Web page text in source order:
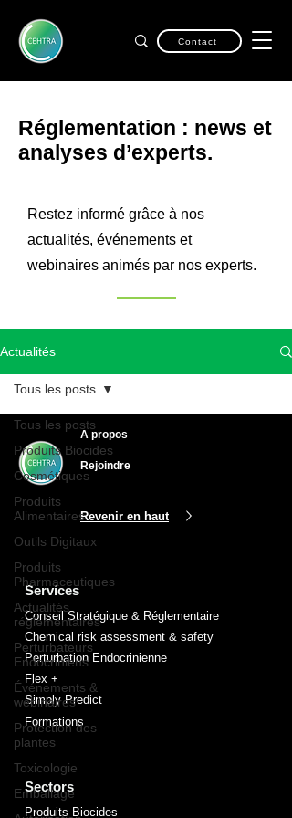
Contact
Réglementation : news et
analyses d’experts.
Restez informé grâce à nos
actualités, événements et
webinaires animés par nos experts.
Actualités
Tous les posts
Produits Biocides
Cosmétiques
Produits
Alimentaires
Outils Digitaux
Produits
Pharmaceutiques
Actualités
réglementaires
Perturbateurs
Endocriniens
Événements &
webinaires
Protection des
plantes
Toxicologie
Emballage
Tous les posts
A propos
Rejoindre
Revenir en haut
Services
Conseil Stratégique & Réglementaire
Chemical risk assessment & safety
Perturbation Endocrinienne
Flex +
Simply Predict
Formations
Sectors
Produits Biocides